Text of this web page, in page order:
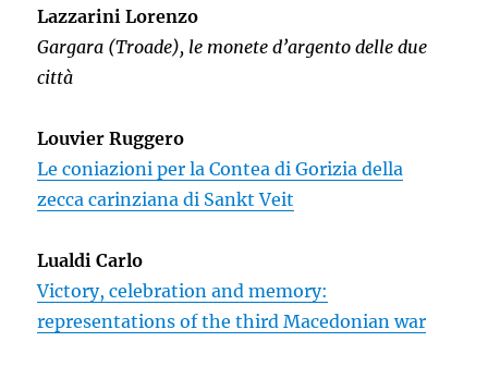
Lazzarini Lorenzo
Gargara (Troade), le monete d’argento delle due
città
Louvier Ruggero
Le coniazioni per la Contea di Gorizia della
zecca carinziana di Sankt Veit
Lualdi Carlo
Victory, celebration and memory:
representations of the third Macedonian war